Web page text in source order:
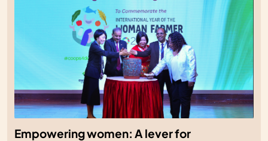
Empowering women: A lever for